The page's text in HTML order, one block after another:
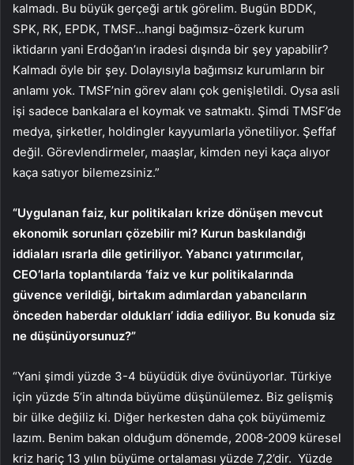
kalmadı. Bu büyük gerçeği artık görelim. Bugün BDDK,
SPK, RK, EPDK, TMSF…hangi bağımsız-özerk kurum
iktidarın yani Erdoğan’ın iradesi dışında bir şey yapabilir?
Kalmadı öyle bir şey. Dolayısıyla bağımsız kurumların bir
anlamı yok. TMSF’nin görev alanı çok genişletildi. Oysa asli
işi sadece bankalara el koymak ve satmaktı. Şimdi TMSF’de
medya, şirketler, holdingler kayyumlarla yönetiliyor. Şeffaf
değil. Görevlendirmeler, maaşlar, kimden neyi kaça alıyor
kaça satıyor bilemezsiniz.”
“Uygulanan faiz, kur politikaları krize dönüşen mevcut
ekonomik sorunları çözebilir mi? Kurun baskılandığı
iddiaları ısrarla dile getiriliyor. Yabancı yatırımcılar,
CEO’larla toplantılarda ‘faiz ve kur politikalarında
güvence verildiği, birtakım adımlardan yabancıların
önceden haberdar oldukları’ iddia ediliyor. Bu konuda siz
ne düşünüyorsunuz?”
“Yani şimdi yüzde 3-4 büyüdük diye övünüyorlar. Türkiye
için yüzde 5’in altında büyüme düşünülemez. Biz gelişmiş
bir ülke değiliz ki. Diğer herkesten daha çok büyümemiz
lazım. Benim bakan olduğum dönemde, 2008-2009 küresel
kriz hariç 13 yılın büyüme ortalaması yüzde 7,2’dir. Yüzde